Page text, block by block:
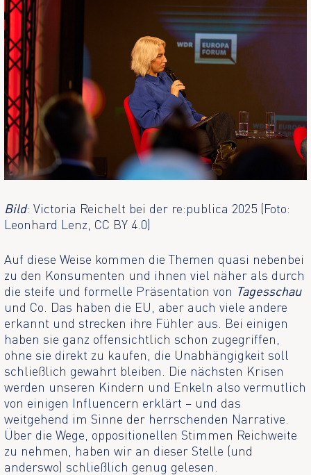
Bild: Victoria Reichelt bei der re:publica 2025 (Foto:
Leonhard Lenz, CC BY 4.0)
Auf diese Weise kommen die Themen quasi nebenbei
zu den Konsumenten und ihnen viel näher als durch
die steife und formelle Präsentation von Tagesschau
und Co. Das haben die EU, aber auch viele andere
erkannt und strecken ihre Fühler aus. Bei einigen
haben sie ganz offensichtlich schon zugegriffen,
ohne sie direkt zu kaufen, die Unabhängigkeit soll
schließlich gewahrt bleiben. Die nächsten Krisen
werden unseren Kindern und Enkeln also vermutlich
von einigen Influencern erklärt – und das
weitgehend im Sinne der herrschenden Narrative.
Über die Wege, oppositionellen Stimmen Reichweite
zu nehmen, haben wir an dieser Stelle (und
anderswo) schließlich genug gelesen.